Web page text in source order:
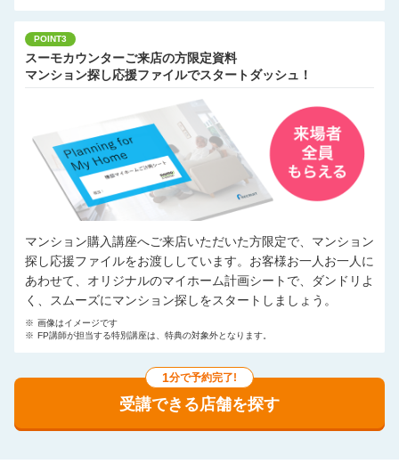
POINT3
スーモカウンターご来店の方限定資料
マンション探し応援ファイルでスタートダッシュ！
マンション購入講座へご来店いただいた方限定で、マンション
探し応援ファイルをお渡ししています。お客様お一人お一人に
あわせて、オリジナルのマイホーム計画シートで、ダンドリよ
く、スムーズにマンション探しをスタートしましょう。
※ 画像はイメージです
※ FP講師が担当する特別講座は、特典の対象外となります。
1分で予約完了!
受講できる店舗を探す